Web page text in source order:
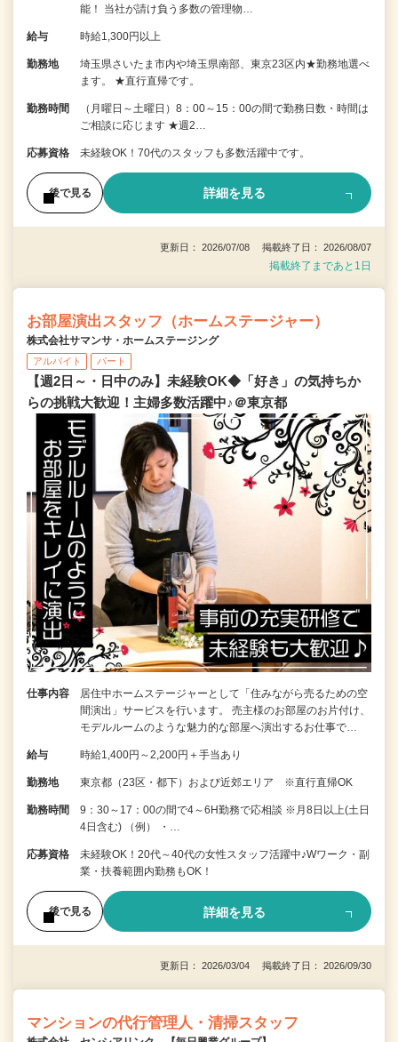
能！ 当社が請け負う多数の管理物…
給与 時給1,300円以上
勤務地
埼玉県さいたま市内や埼玉県南部、東京23区内★勤務地選べ
ます。 ★直行直帰です。
勤務時間
（月曜日～土曜日）8：00～15：00の間で勤務日数・時間は
ご相談に応じます ★週2…
応募資格 未経験OK！70代のスタッフも多数活躍中です。
後で見る 詳細を見る
更新日： 2026/07/08 掲載終了日： 2026/08/07
掲載終了まであと1日
お部屋演出スタッフ（ホームステージャー）
株式会社サマンサ・ホームステージング
アルバイト パート
【週2日～・日中のみ】未経験OK◆「好き」の気持ちか
らの挑戦大歓迎！主婦多数活躍中♪＠東京都
仕事内容
居住中ホームステージャーとして「住みながら売るための空
間演出」サービスを行います。 売主様のお部屋のお片付け、
モデルルームのような魅力的な部屋へ演出するお仕事で…
給与 時給1,400円～2,200円＋手当あり
勤務地 東京都（23区・都下）および近郊エリア ※直行直帰OK
勤務時間
9：30～17：00の間で4～6H勤務で応相談 ※月8日以上(土日
4日含む) （例） ・…
応募資格
未経験OK！20代～40代の女性スタッフ活躍中♪Wワーク・副
業・扶養範囲内勤務もOK！
後で見る 詳細を見る
更新日： 2026/03/04 掲載終了日： 2026/09/30
マンションの代行管理人・清掃スタッフ